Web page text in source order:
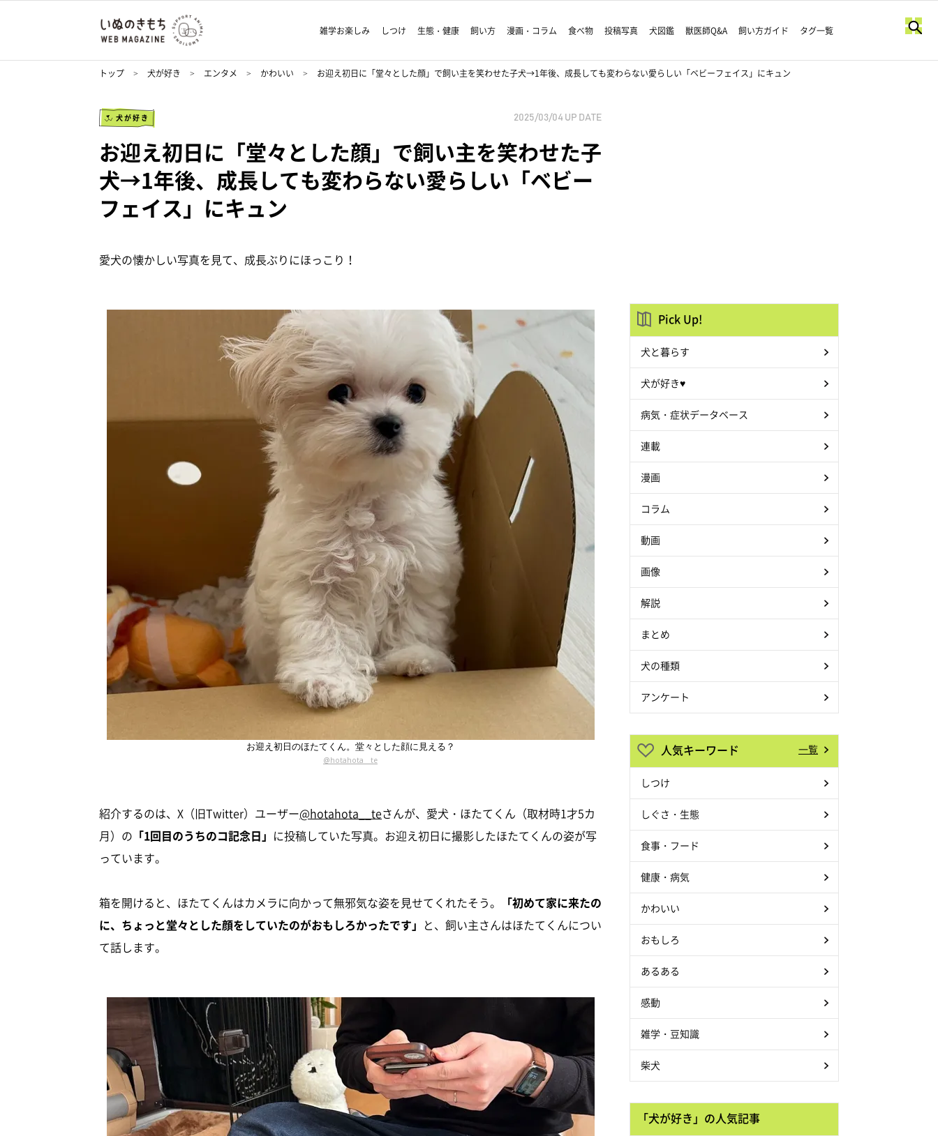
雑学お楽しみ しつけ 生態・健康 飼い方 漫画・コラム 食べ物 投稿写真 犬図鑑 獣医師Q&A 飼い方ガイド タグ一覧
トップ 犬が好き エンタメ かわいい お迎え初日に「堂々とした顔」で飼い主を笑わせた子犬→1年後、成長しても変わらない愛らしい「ベビーフェイス」にキュン
犬が好き 2025/03/04 UP DATE
お迎え初日に「堂々とした顔」で飼い主を笑わせた子
犬→1年後、成長しても変わらない愛らしい「ベビー
フェイス」にキュン
愛犬の懐かしい写真を見て、成長ぶりにほっこり！
お迎え初日のほたてくん。堂々とした顔に見える？
@hotahota__te
紹介するのは、X（旧Twitter）ユーザー@hotahota__teさんが、愛犬・ほたてくん（取材時1才5カ
月）の 「1回目のうちのコ記念日」 に投稿していた写真。お迎え初日に撮影したほたてくんの姿が写
っています。
箱を開けると、ほたてくんはカメラに向かって無邪気な姿を見せてくれたそう。
「初めて家に来たの
に、ちょっと堂々とした顔をしていたのがおもしろかったです」 と、飼い主さんはほたてくんについ
て話します。
Pick Up!
犬と暮らす
犬が好き♥
病気・症状データベース
連載
漫画
コラム
動画
画像
解説
まとめ
犬の種類
アンケート
人気キーワード 一覧
しつけ
しぐさ・生態
食事・フード
健康・病気
かわいい
おもしろ
あるある
感動
雑学・豆知識
柴犬
「犬が好き」の人気記事